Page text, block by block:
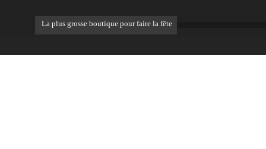
La plus grosse boutique pour faire la fête